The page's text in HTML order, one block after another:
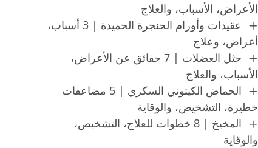
الأعراض، الأسباب، والعلاج
عقيدات وأورام الحنجرة الحميدة | 3 أسباب،
أعراض، وعلاج
حثل العضلات | 7 حقائق عن الأعراض،
الأسباب، والعلاج
الحماض الكيتوني السكري | 5 مضاعفات
خطيرة، التشخيص، والوقاية
المخيخ | 8 خطوات للعلاج، التشخيص،
والوقاية